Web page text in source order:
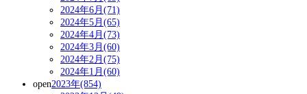
2024年6月(71)
2024年5月(65)
2024年4月(73)
2024年3月(60)
2024年2月(75)
2024年1月(60)
open2023年(854)